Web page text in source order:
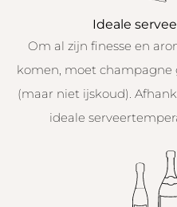
Ideale
Om al zijn finesse en
komen, moet
(maar niet ijskoud).
ideale